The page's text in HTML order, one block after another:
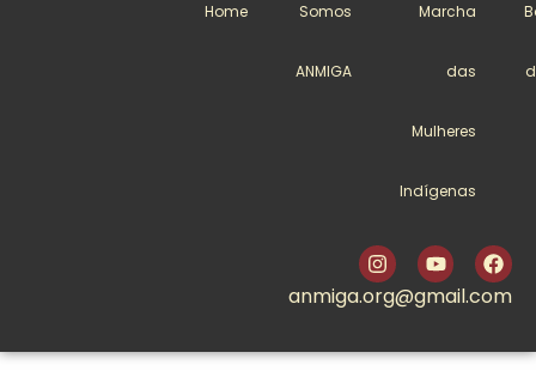
Home Somos
ANMIGA
Marcha
das
Mulheres
Indígenas
anmiga.org@gmail.com